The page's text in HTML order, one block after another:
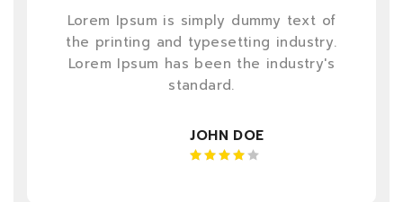
Lorem Ipsum is simply dummy text of
the printing and typesetting industry.
Lorem Ipsum has been the industry's
standard.
JOHN DOE